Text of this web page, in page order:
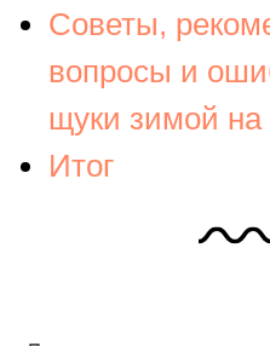
Советы,
вопросы и
щуки зимой
Итог